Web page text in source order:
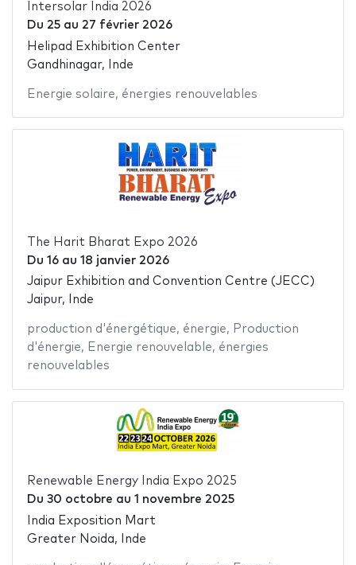
Intersolar India 2026
Du 25au 27 février 2026
Helipad Exhibition Center
Gandhinagar, Inde
Energie solaire, énergies renouvelables
The Harit Bharat Expo 2026
Du 16au 18 janvier 2026
Jaipur Exhibition and Convention Centre (JECC)
Jaipur, Inde
production d'énergétique, énergie, Production
d'énergie, Energie renouvelable, énergies
renouvelables
Renewable Energy India Expo 2025
Du 30 octobre au 1 novembre 2025
India Exposition Mart
Greater Noida, Inde